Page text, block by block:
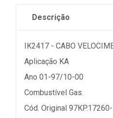
Descrição
IK2417 - CABO
Aplicação KA
Ano 01-97/10-00
Combustível Gas.
Cód. Original